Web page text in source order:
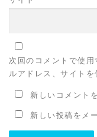
次回のコメントで使
ルアドレス、サイトを
新しいコメント
新しい投稿をメ